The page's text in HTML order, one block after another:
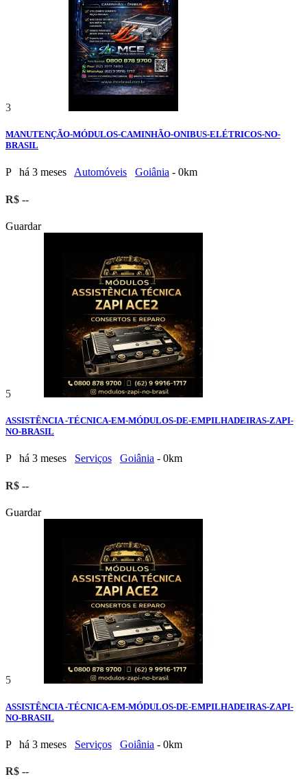
3
MANUTENÇÃO-MÓDULOS-CAMINHÃO-ONIBUS-ELÉTRICOS-NO-
BRASIL
P há 3 meses Automóveis Goiânia - 0km
R$ --
Guardar
5
ASSISTÊNCIA -TÉCNICA-EM-MÓDULOS-DE-EMPILHADEIRAS-ZAPI-
NO-BRASIL
P há 3 meses Serviços Goiânia - 0km
R$ --
Guardar
5
ASSISTÊNCIA -TÉCNICA-EM-MÓDULOS-DE-EMPILHADEIRAS-ZAPI-
NO-BRASIL
P há 3 meses Serviços Goiânia - 0km
R$ --